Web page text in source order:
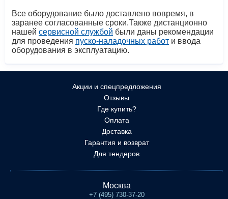
Все оборудование было доставлено вовремя, в
заранее согласованные сроки.Также дистанционно
нашей сервисной службой были даны рекомендации
для проведения пуско-наладочных работ и ввода
оборудования в эксплуатацию.
Акции и спецпредложения
Отзывы
Где купить?
Оплата
Доставка
Гарантия и возврат
Для тендеров
Москва
+7 (495) 730-37-20